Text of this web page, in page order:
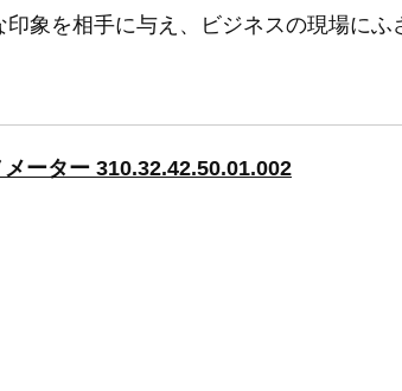
象を相手に与え、ビジネスの現場にふ
ーター 310.32.42.50.01.002